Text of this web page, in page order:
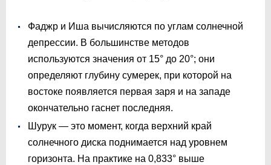
Фаджр и Иша вычисляются по углам солнечной
депрессии. В большинстве методов
используются значения от 15° до 20°; они
определяют глубину сумерек, при которой на
востоке появляется первая заря и на западе
окончательно гаснет последняя.
Шурук — это момент, когда верхний край
солнечного диска поднимается над уровнем
горизонта. На практике на 0,833° выше